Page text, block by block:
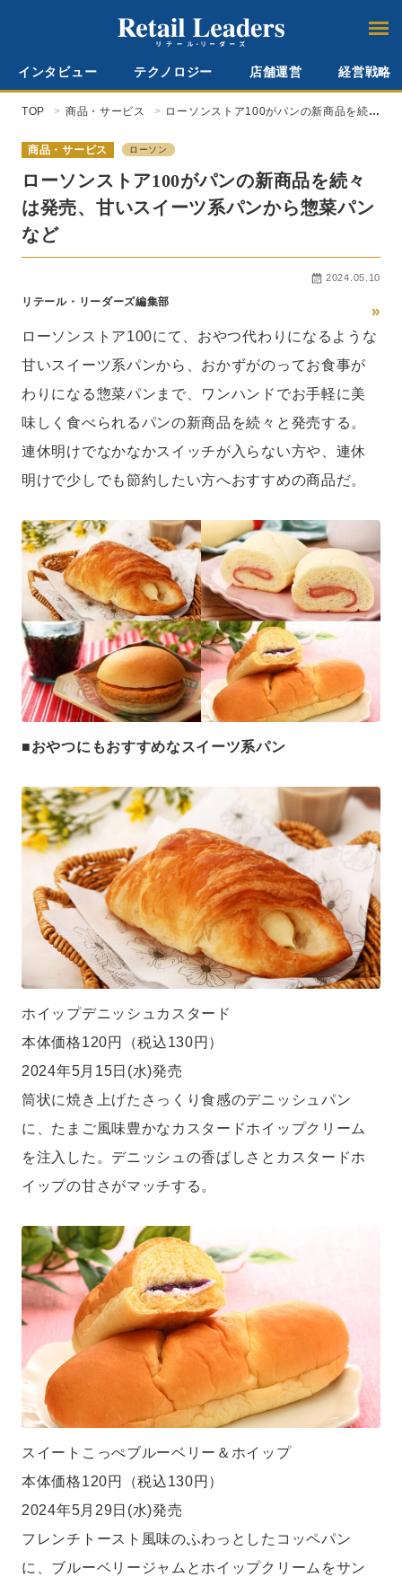
インタビュー テクノロジー 店舗運営 経営戦略
TOP 商品・サービス
ローソンストア100がパンの新商品を続々
ンなど
商品・サービス ローソン
ローソンストア100がパンの新商品を続々
は発売、甘いスイーツ系パンから惣菜パン
など
2024.05.10
リテール・リーダーズ編集部
»
ローソンストア100にて、おやつ代わりになるような
甘いスイーツ系パンから、おかずがのってお食事が
わりになる惣菜パンまで、ワンハンドでお手軽に美
味しく食べられるパンの新商品を続々と発売する。
連休明けでなかなかスイッチが入らない方や、連休
明けで少しでも節約したい方へおすすめの商品だ。
■おやつにもおすすめなスイーツ系パン
ホイップデニッシュカスタード
本体価格120円（税込130円）
2024年5月15日(水)発売
筒状に焼き上げたさっくり食感のデニッシュパン
に、たまご風味豊かなカスタードホイップクリーム
を注入した。デニッシュの香ばしさとカスタードホ
イップの甘さがマッチする。
スイートこっぺブルーベリー＆ホイップ
本体価格120円（税込130円）
2024年5月29日(水)発売
フレンチトースト風味のふわっとしたコッペパン
に、ブルーベリージャムとホイップクリームをサン